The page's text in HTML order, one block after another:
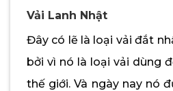
Vải Lanh Nhật
Đây có lẽ là loại vải đắt
bởi vì nó là loại vải dùng
thế giới. Và ngày nay nó